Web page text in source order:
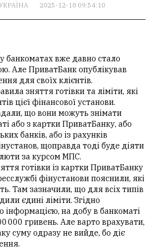
2025-12-18 09:54:10
банкоматах вже давно стало
Але ПриватБанк опублікував
для своїх клієнтів.
зняття готівки та ліміти, які
цієї фінансової установи.
що вони можуть знімати
або з картки ПриватБанку, або
банків, або із рахунків
щоправда тоді буде діяти
за курсом МПС.
готівки із картки ПриватБанку
фінустанови пояснили, які
Там зазначили, що для всіх типів
єдині ліміти. Згідно
інформацією, на добу в банкоматі
000 гривень. Але варто врахувати,
суму одразу не вийде, бо діє